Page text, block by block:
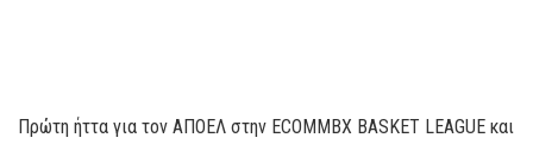
Πρώτη ήττα για τον ΑΠΟΕΛ στην ECOMMBX BASKET LEAGUE και